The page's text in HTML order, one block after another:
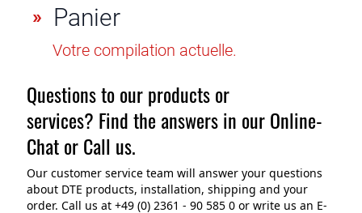
Aller au contenu
Panier
Votre compilation actuelle.
Questions to our products or
services? Find the answers in our Online-
Chat or Call us.
Our customer service team will answer your questions
about DTE products, installation, shipping and your
order. Call us at +49 (0) 2361 - 90 585 0 or write us an E-